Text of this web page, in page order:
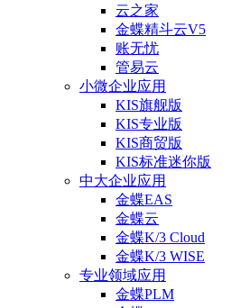
云之家
金蝶精斗云V5
账无忧
管易云
小微企业应用
KIS旗舰版
KIS专业版
KIS商贸版
KIS标准迷你版
中大企业应用
金蝶EAS
金蝶云
金蝶K/3 Cloud
金蝶K/3 WISE
专业领域应用
金蝶PLM